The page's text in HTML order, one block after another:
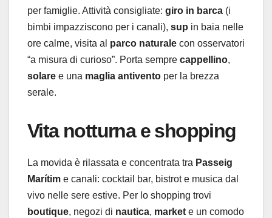
per famiglie. Attività consigliate: giro in barca (i
bimbi impazziscono per i canali), sup in baia nelle
ore calme, visita al parco naturale con osservatori
“a misura di curioso”. Porta sempre cappellino,
solare e una maglia antivento per la brezza
serale.
Vita notturna e shopping
La movida è rilassata e concentrata tra Passeig
Marítim e canali: cocktail bar, bistrot e musica dal
vivo nelle sere estive. Per lo shopping trovi
boutique, negozi di nautica, market e un comodo